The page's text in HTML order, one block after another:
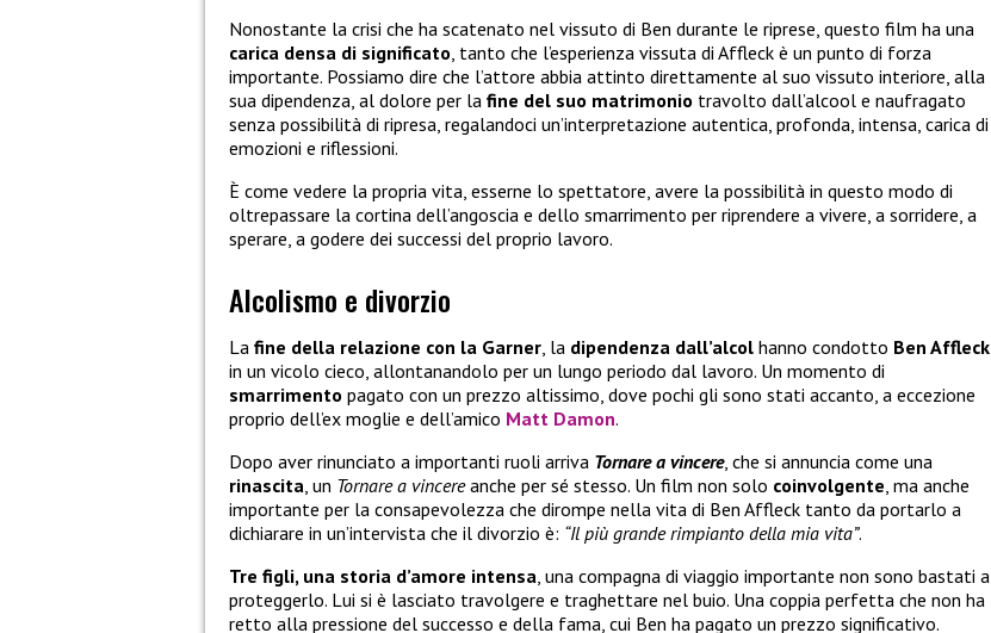
Nonostante la crisi che ha scatenato nel vissuto di Ben durante le riprese, questo film ha una
carica densa di significato, tanto che l’esperienza vissuta di Affleck è un punto di forza
importante. Possiamo dire che l’attore abbia attinto direttamente al suo vissuto interiore, alla
sua dipendenza, al dolore per la fine del suo matrimonio travolto dall’alcool e naufragato
senza possibilità di ripresa, regalandoci un’interpretazione autentica, profonda, intensa, carica di
emozioni e riflessioni.
È come vedere la propria vita, esserne lo spettatore, avere la possibilità in questo modo di
oltrepassare la cortina dell’angoscia e dello smarrimento per riprendere a vivere, a sorridere, a
sperare, a godere dei successi del proprio lavoro.
Alcolismo e divorzio
La fine della relazione con la Garner, la dipendenza dall’alcol hanno condotto Ben Affleck
in un vicolo cieco, allontanandolo per un lungo periodo dal lavoro. Un momento di
smarrimento pagato con un prezzo altissimo, dove pochi gli sono stati accanto, a eccezione
proprio dell’ex moglie e dell’amico Matt Damon.
Dopo aver rinunciato a importanti ruoli arriva Tornare a vincere, che si annuncia come una
rinascita, un Tornare a vincereanche per sé stesso. Un film non solo coinvolgente, ma anche
importante per la consapevolezza che dirompe nella vita di Ben Affleck tanto da portarlo a
dichiarare in un’intervista che il divorzio è: “Il più grande rimpianto della mia vita”.
Tre figli, una storia d’amore intensa, una compagna di viaggio importante non sono bastati a
proteggerlo. Lui si è lasciato travolgere e traghettare nel buio. Una coppia perfetta che non ha
retto alla pressione del successo e della fama, cui Ben ha pagato un prezzo significativo.